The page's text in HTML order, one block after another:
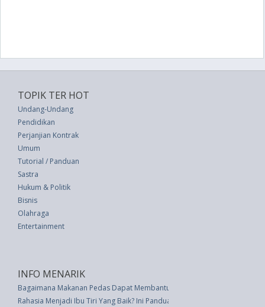
TOPIK TER HOT
Undang-Undang
Pendidikan
Perjanjian Kontrak
Umum
Tutorial / Panduan
Sastra
Hukum & Politik
Bisnis
Olahraga
Entertainment
INFO MENARIK
Bagaimana Makanan Pedas Dapat Membantu Anda Membakar Ekstra
Rahasia Menjadi Ibu Tiri Yang Baik? Ini Panduan Praktisnya